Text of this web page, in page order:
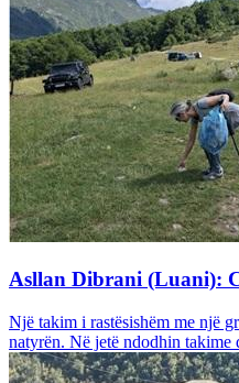
Asllan Dibrani (Luani):
Një takim i rastësishëm me një
natyrën. Në jetë ndodhin takime